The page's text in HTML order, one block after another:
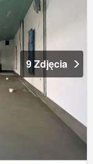
9 Zdjęcia